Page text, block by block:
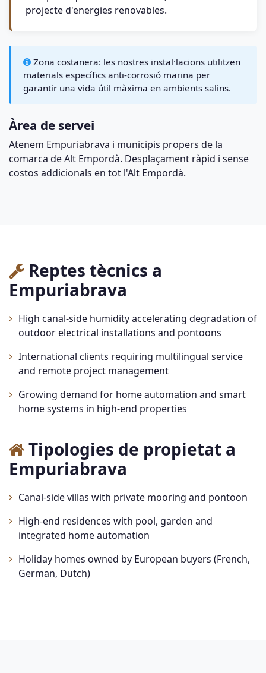
projecte d'energies renovables.
Zona costanera: les nostres instal·lacions utilitzen
materials específics anti-corrosió marina per
garantir una vida útil màxima en ambients salins.
Àrea de servei
Atenem Empuriabrava i municipis propers de la
comarca de Alt Empordà. Desplaçament ràpid i sense
costos addicionals en tot l'Alt Empordà.
Reptes tècnics a
Empuriabrava
High canal-side humidity accelerating degradation of
outdoor electrical installations and pontoons
International clients requiring multilingual service
and remote project management
Growing demand for home automation and smart
home systems in high-end properties
Tipologies de propietat a
Empuriabrava
Canal-side villas with private mooring and pontoon
High-end residences with pool, garden and
integrated home automation
Holiday homes owned by European buyers (French,
German, Dutch)